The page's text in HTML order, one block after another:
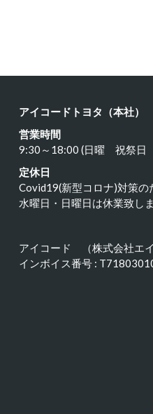
アイコードトヨタ（本社）
営業時間
9:30～18:00 (日曜 祝祭
定休日
Covid19(新型コロナ)対策の
水曜日・日曜日は休業致しま
アイコード （株式会社エイ
インボイス番号 :